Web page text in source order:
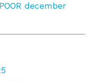
december